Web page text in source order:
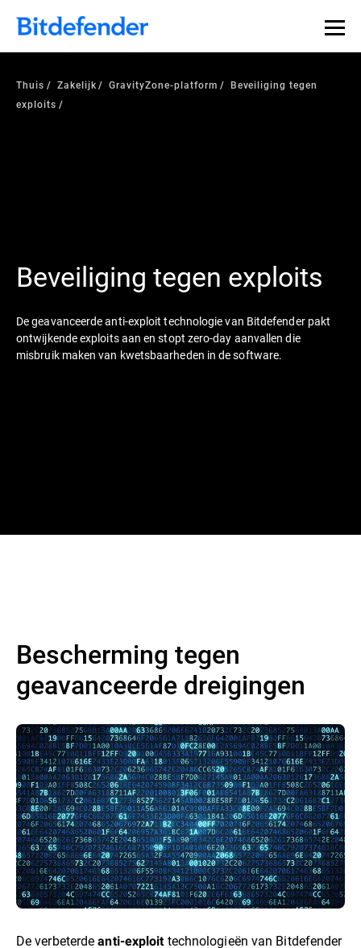
Thuis Zakelijk GravityZone-platform
Beveiliging tegen
exploits
Beveiliging tegen exploits
De geavanceerde anti-exploit technologie van Bitdefender pakt
ontwijkende exploits aan en stopt zero-day aanvallen die
misbruik maken van kwetsbaarheden in de software.
Bescherming tegen
geavanceerde dreigingen
De verbeterdeanti-exploittechnologieën van Bitdefender